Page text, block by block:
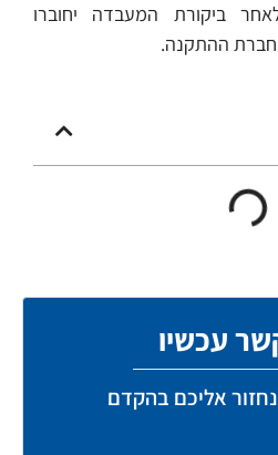
ביקורת המעבדה יחוברו
חברת ההתקנה.
עכשיו
אליכם בהקדם